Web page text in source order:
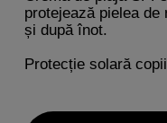
protejează pielea
și după înot.
Protecție solară copii